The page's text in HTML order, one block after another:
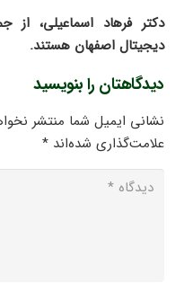
دکتر فرهاد اسماعیلی، از
دیجیتال اصفهان هستند.
دیدگاهتان را بنویسید
نشانی ایمیل شما منتشر
علامت‌گذاری شده‌اند*